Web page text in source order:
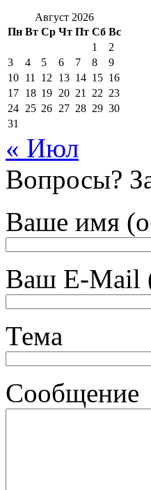
Август 2026
Пн Вт Ср Чт Пт Сб Вс
1
2
3
4 5 6 7 8
9
10 11 12 13 14 15 16
17 18 19 20 21 22 23
24 25 26 27 28 29 30
31
« Июл
Вопросы?
Ваше имя
Ваш E-Mail
Тема
Сообщение